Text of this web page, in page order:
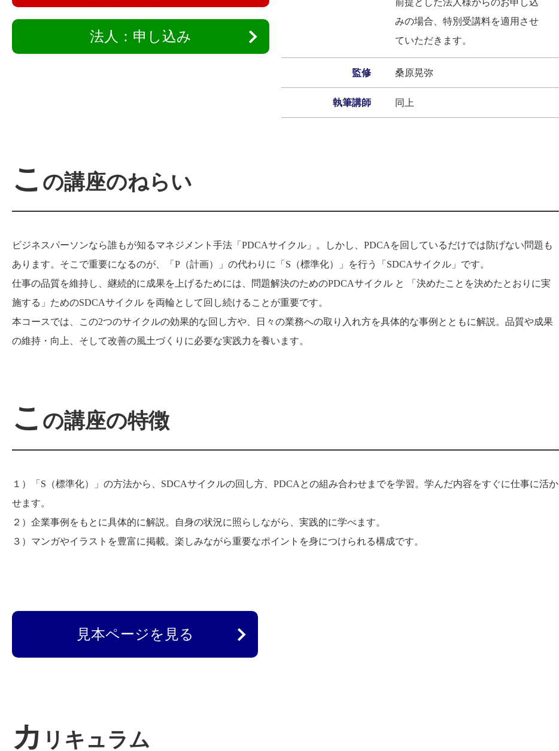
法人：申し込み
前提とした法人様からのお申し込
みの場合、特別受講料を適用させ
ていただきます。
監修 桑原晃弥
執筆講師 同上
こ の講座のねらい
ビジネスパーソンなら誰もが知るマネジメント手法「PDCAサイクル」。しかし、PDCAを回しているだけでは防げない問題も
あります。そこで重要になるのが、「P（計画）」の代わりに「S（標準化）」を行う「SDCAサイクル」です。
仕事の品質を維持し、継続的に成果を上げるためには、問題解決のためのPDCAサイクル と 「決めたことを決めたとおりに実
施する」ためのSDCAサイクル を両輪として回し続けることが重要です。
本コースでは、この2つのサイクルの効果的な回し方や、日々の業務への取り入れ方を具体的な事例とともに解説。品質や成果
の維持・向上、そして改善の風土づくりに必要な実践力を養います。
こ の講座の特徴
１）「S（標準化）」の方法から、SDCAサイクルの回し方、PDCAとの組み合わせまでを学習。学んだ内容をすぐに仕事に活か
せます。
２）企業事例をもとに具体的に解説。自身の状況に照らしながら、実践的に学べます。
３）マンガやイラストを豊富に掲載。楽しみながら重要なポイントを身につけられる構成です。
見本ページを見る
カ リキュラム